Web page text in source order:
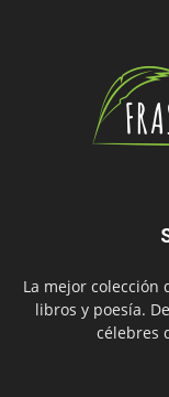
La mejor colección
libros y poesía.
célebres